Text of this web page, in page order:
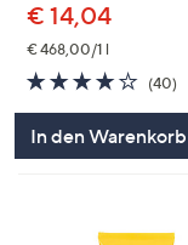
€ 14,04
€ 468,00/1 l
4.1
von
(40)40
In den Warenkorb